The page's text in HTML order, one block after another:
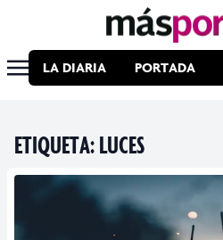
LA DIARIA PORTADA
ETIQUETA:LUCES